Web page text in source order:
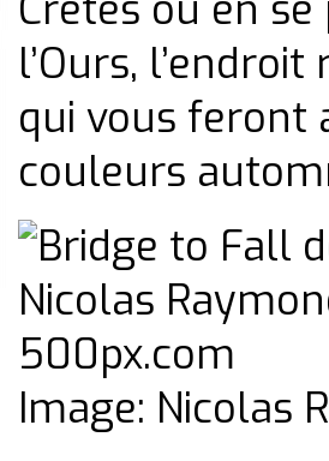
l’Ours,
qui vous feront
couleurs
Image: Nicolas